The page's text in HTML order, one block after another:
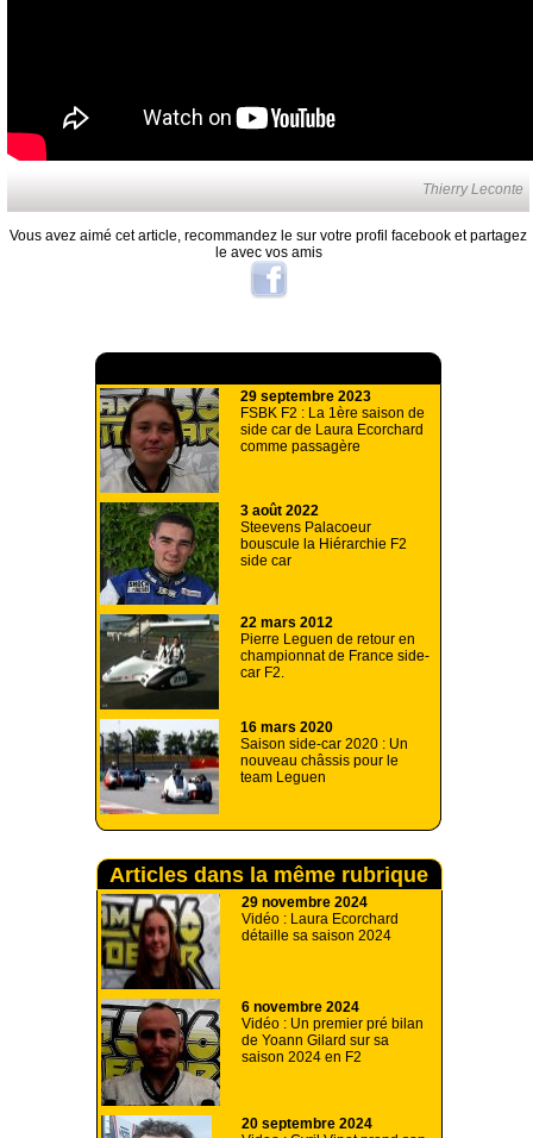
Thierry Leconte
Vous avez aimé cet article, recommandez le sur votre profil facebook et partagez
le avec vos amis
29 septembre 2023
FSBK F2 : La 1ère saison de
side car de Laura Ecorchard
comme passagère
3 août 2022
Steevens Palacoeur
bouscule la Hiérarchie F2
side car
22 mars 2012
Pierre Leguen de retour en
championnat de France side-
car F2.
16 mars 2020
Saison side-car 2020 : Un
nouveau châssis pour le
team Leguen
Articles dans la même rubrique
29 novembre 2024
Vidéo : Laura Ecorchard
détaille sa saison 2024
6 novembre 2024
Vidéo : Un premier pré bilan
de Yoann Gilard sur sa
saison 2024 en F2
20 septembre 2024